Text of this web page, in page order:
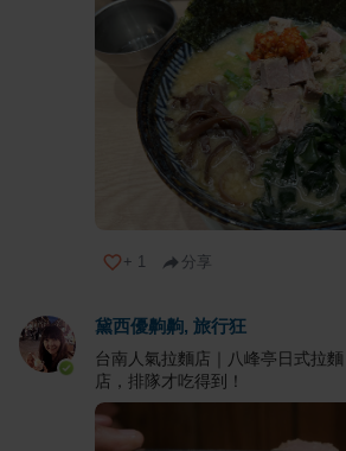
+ 1 分享
黛西優齁齁, 旅行狂
台南人氣拉麵店｜八峰亭日式拉
店，排隊才吃得到！